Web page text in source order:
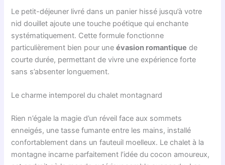
Le petit-déjeuner livré dans un panier hissé jusqu’à votre
nid douillet ajoute une touche poétique qui enchante
systématiquement. Cette formule fonctionne
particulièrement bien pour uneévasion romantique de
courte durée, permettant de vivre une expérience forte
sans s’absenter longuement.
Le charme intemporel du chalet montagnard
Rien n’égale la magie d’un réveil face aux sommets
enneigés, une tasse fumante entre les mains, installé
confortablement dans un fauteuil moelleux. Le chalet à la
montagne incarne parfaitement l’idée du cocon amoureux,